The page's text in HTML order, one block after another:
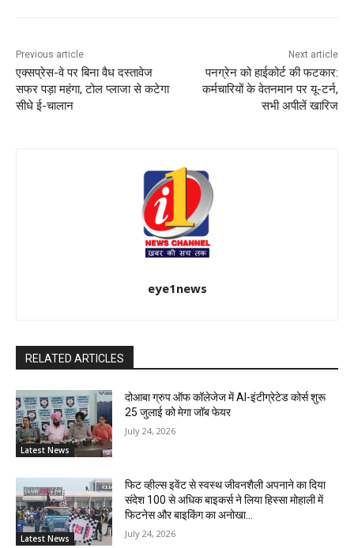
Previous article
एक्सप्रेस-वे पर बिना वैध दस्तावेज
सफर पड़ा महंगा, टोल प्लाजा से कटेगा
सीधे ई-चालान
Next article
पनग्रेन को हाईकोर्ट की फटकार:
कर्मचारियों के वेतनमान पर यू-टर्न,
सभी अपीलें खारिज
eye1news
RELATED ARTICLES
Latest News
दोआबा ग्रुप ऑफ कॉलेजेज में AI-इंटीग्रेटेड कोर्स शुरू
25 जुलाई को मेगा जॉब फेयर
July 24, 2026
Latest News
फिट व्हील्स इवेंट से स्वस्थ जीवनशैली अपनाने का दिया
संदेश 100 से अधिक बाइकर्स ने लिया हिस्सा मोहाली में
फिटनेस और बाइकिंग का अनोखा...
July 24, 2026